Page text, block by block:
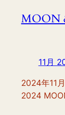
MOON
11月
2024年11
2024